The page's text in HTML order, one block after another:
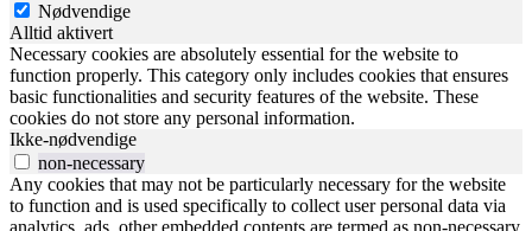
Nødvendige
Alltid aktivert
Necessary cookies are absolutely essential for the website to
function properly. This category only includes cookies that ensures
basic functionalities and security features of the website. These
cookies do not store any personal information.
Ikke-nødvendige
non-necessary
Any cookies that may not be particularly necessary for the website
to function and is used specifically to collect user personal data via